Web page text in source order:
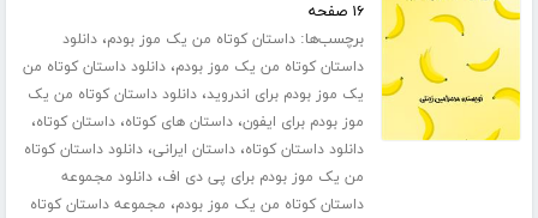
۱۶ صفحه
برچسب‌ها:داستان کوتاه من یک موز بودم،دانلود
داستان کوتاه من یک موز بودم،دانلود داستان کوتاه من
یک موز بودم برای اندروید،دانلود داستان کوتاه من یک
موز بودم برای ایفون،داستان های کوتاه،داستان کوتاه،
دانلود داستان کوتاه،داستان ایرانی،دانلود داستان کوتاه
من یک موز بودم برای پی دی اف،دانلود مجموعه
داستان کوتاه من یک موز بودم، مجموعه داستان کوتاه